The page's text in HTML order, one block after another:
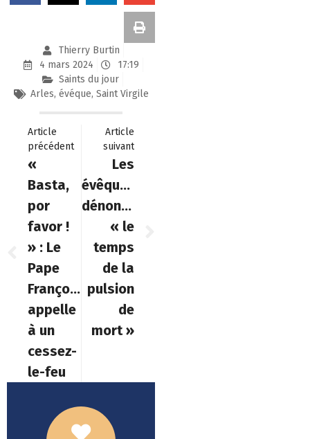
Thierry Burtin
4 mars 2024
17:19
Saints du jour
Arles, évéque, Saint Virgile
Article
précédent
«
Basta,
por
favor !
» : Le
Pape
François
appelle
à un
cessez-
le-feu
Article
suivant
Les
évêques
dénoncent
« le
temps
de la
pulsion
de
mort »